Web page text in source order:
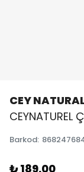
CEY
CEYNATUREL
Barkod:
₺ 189.00